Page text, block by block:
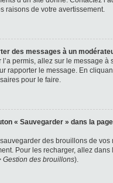
raisons de votre avertissement.
des messages à un
l’a permis, allez sur le message
rapporter le message. En
pour le faire.
« Sauvegarder » dans la
sauvegarder des brouillons de
Pour les recharger, allez dans
Gestion des brouillons).